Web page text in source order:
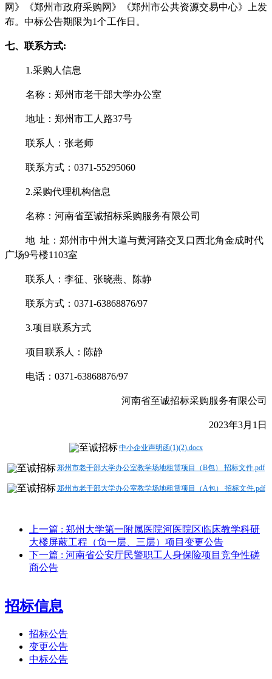
网》《郑州市政府采购网》《郑州市公共资源交易中心》上发
布。中标公告期限为1个工作日。
七、联系方式:
1.采购人信息
名称：郑州市老干部大学办公室
地址：郑州市工人路37号
联系人：张老师
联系方式： 0371-55295060
2.采购代理机构信息
名称：河南省至诚招标采购服务有限公司
地 址：郑州市中州大道与黄河路交叉口西北角金成时代
广场9号楼1103室
联系人：李征、张晓燕、陈静
联系方式： 0371-63868876/97
3.项目联系方式
项目联系人：陈静
电话： 0371-63868876/97
河南省至诚招标采购服务有限公司
2023年3月 1 日
中小企业声明函(1)(2).docx
郑州市老干部大学办公室教学场地租赁项目（B包） 招标文件.pdf
郑州市老干部大学办公室教学场地租赁项目（A包） 招标文件.pdf
上一篇 : 郑州大学第一附属医院河医院区临床教学科研
大楼屏蔽工程（负一层、三层）项目变更公告
下一篇 : 河南省公安厅民警职工人身保险项目竞争性磋
商公告
招标信息
招标公告
变更公告
中标公告